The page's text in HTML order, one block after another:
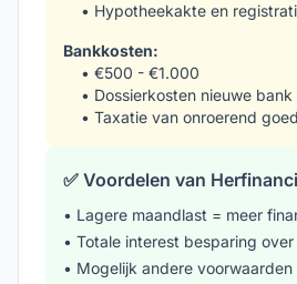
• Hypotheekakte en
Bankkosten:
• €500 - €1.000
• Dossierkosten nieuwe bank
• Taxatie van onroerend goed
✅ Voordelen van
• Lagere maandlast = meer
• Totale interest besparing
• Mogelijk andere